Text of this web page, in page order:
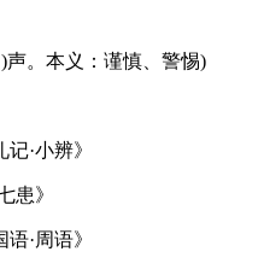
声。本义：谨慎、警惕)
·小辨》
患》
·周语》